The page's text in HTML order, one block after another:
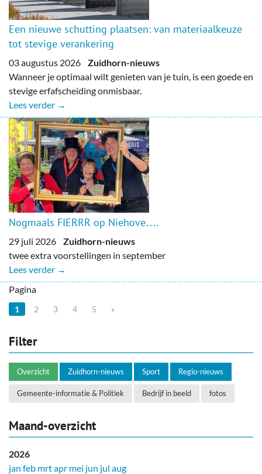
Een nieuwe schutting plaatsen: van materiaalkeuze
tot stevige verankering
03 augustus 2026 Zuidhorn-nieuws
Wanneer je optimaal wilt genieten van je tuin, is een goede en
stevige erfafscheiding onmisbaar.
Lees verder →
Nogmaals FIERRR op Niehove….
29 juli 2026 Zuidhorn-nieuws
twee extra voorstellingen in september
Lees verder →
Pagina
1 2 3 4 5 »
Filter
Overzicht Zuidhorn-nieuws Sport Regio-nieuws
Gemeente-informatie & Politiek Bedrijf in beeld fotos
Maand-overzicht
2026
jan feb mrtapr mei jun jul aug